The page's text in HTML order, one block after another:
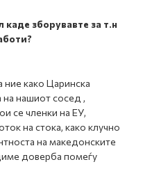
зборувавте за т.н
како Царинска
на нашиот сосед ,
се членки на ЕУ,
на стока, како клучно
на македонските
доверба помеѓу